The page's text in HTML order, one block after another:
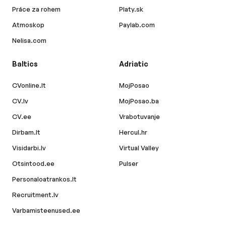
Práce za rohem
Atmoskop
Nelisa.com
Platy.sk
Paylab.com
Baltics
CVonline.lt
CV.lv
CV.ee
Dirbam.lt
Visidarbi.lv
Otsintood.ee
Personaloatrankos.lt
Recruitment.lv
Varbamisteenused.ee
Adriatic
MojPosao
MojPosao.ba
Vrabotuvanje
Hercul.hr
Virtual Valley
Pulser